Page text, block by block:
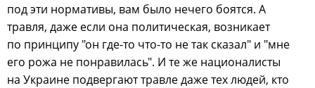
под эти нормативы, вам было нечего боятся. А
травля, даже если она политическая, возникает
по принципу "он где-то что-то не так сказал" и "мне
его рожа не понравилась". И те же националисты
на Украине подвергают травле даже тех людей, кто